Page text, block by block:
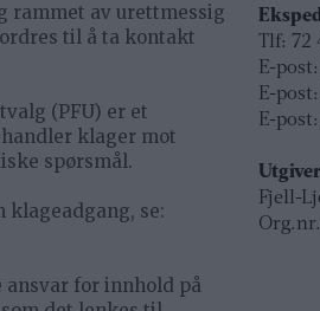
rammet av urettmessig
til å ta kontakt
(PFU) er et
klager mot
spørsmål.
klageadgang, se:
for innhold på
Tlf: 72
E-post:
E-post:
E-post:
Fjell-